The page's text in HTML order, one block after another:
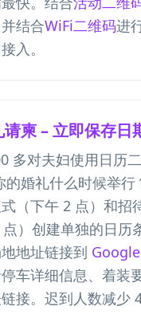
结合WiFi二维码进
入。
请柬 – 立即保存日
多对夫妇使用日历
的婚礼什么时候举行
（下午 2 点）和招
）创建单独的日历
地址链接到
车详细信息、着装
接。迟到人数减少